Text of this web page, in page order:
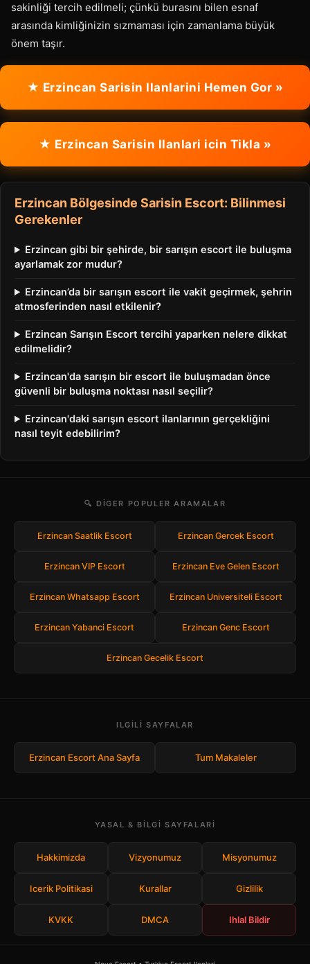
sakinliği tercih edilmeli; çünkü burasını bilen esnaf
arasında kimliğinizin sızmaması için zamanlama büyük
önem taşır.
★ Erzincan Sarisin Ilanlarini Hemen Gor »
★ Erzincan Sarisin Ilanlari icin Tikla »
Erzincan Bölgesinde Sarisin Escort: Bilinmesi
Gerekenler
Erzincan gibi bir şehirde, bir sarışın escort ile buluşma
ayarlamak zor mudur?
Erzincan’da bir sarışın escort ile vakit geçirmek, şehrin
atmosferinden nasıl etkilenir?
Erzincan Sarışın Escort tercihi yaparken nelere dikkat
edilmelidir?
Erzincan'da sarışın bir escort ile buluşmadan önce
güvenli bir buluşma noktası nasıl seçilir?
Erzincan'daki sarışın escort ilanlarının gerçekliğini
nasıl teyit edebilirim?
🔍 DIGER POPULER ARAMALAR
Erzincan Saatlik Escort Erzincan Gercek Escort
Erzincan VIP Escort Erzincan Eve Gelen Escort
Erzincan Whatsapp Escort Erzincan Universiteli Escort
Erzincan Yabanci Escort Erzincan Genc Escort
Erzincan Gecelik Escort
ILGILI SAYFALAR
Erzincan Escort Ana Sayfa Tum Makaleler
YASAL & BILGI SAYFALARI
Hakkimizda Vizyonumuz Misyonumuz
Icerik Politikasi Kurallar Gizlilik
KVKK DMCA Ihlal Bildir